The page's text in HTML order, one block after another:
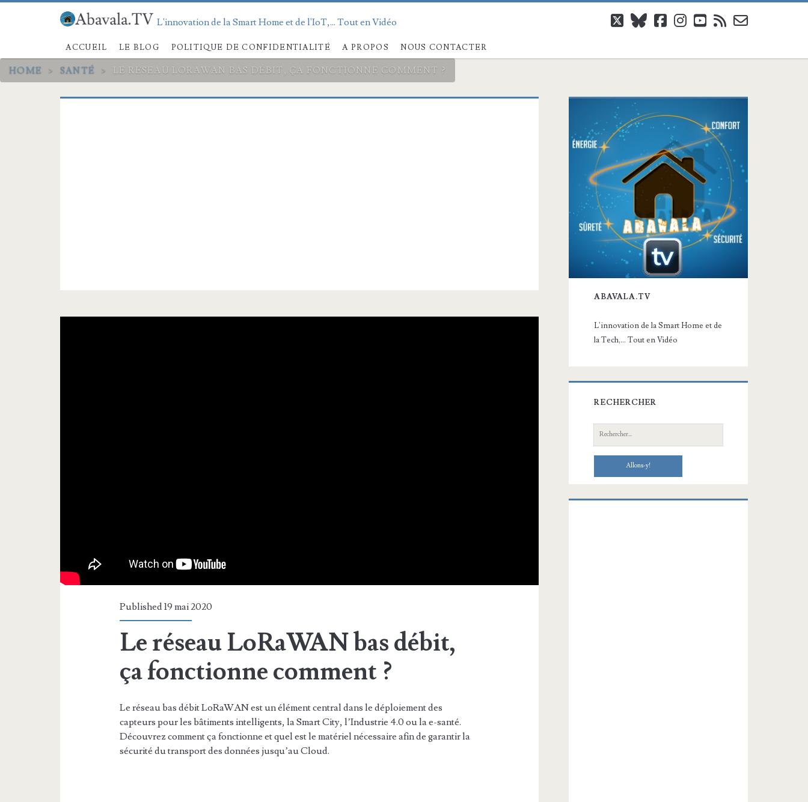
L'innovation de la Smart Home et de l'IoT,... Tout en Vidéo
ACCUEIL LE BLOG POLITIQUE DE CONFIDENTIALITÉ A PROPOS NOUS CONTACTER
twitterblueskyfacebook
instagram
youtube
rss email-
HOME > SANTÉ > LE RÉSEAU LORAWAN BAS DÉBIT, ÇA FONCTIONNE COMMENT ?
Published 19 mai 2020
Le réseau LoRaWAN bas débit,
ça fonctionne comment ?
Le réseau bas débit LoRaWAN est un élément central dans le déploiement des
capteurs pour les bâtiments intelligents, la Smart City, l’Industrie 4.0 ou la e-santé.
Découvrez comment ça fonctionne et quel est le matériel nécessaire afin de garantir la
sécurité du transport des données jusqu’au Cloud.
Barre
latérale
principale
ABAVALA.TV
L'innovation de la Smart Home et de
la Tech,... Tout en Vidéo
RECHERCHER
Recherche: